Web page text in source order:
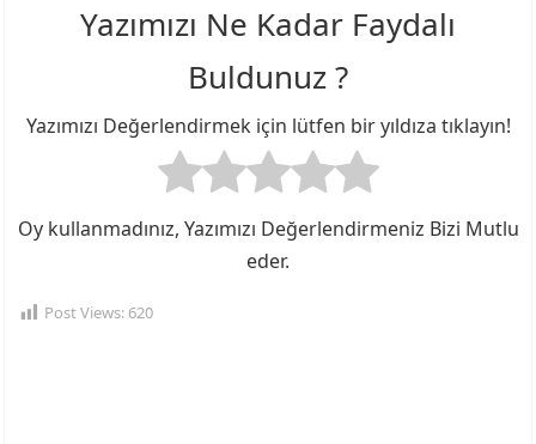
Yazımızı Ne Kadar Faydalı
Buldunuz ?
Yazımızı Değerlendirmek için lütfen bir yıldıza tıklayın!
Oy kullanmadınız, Yazımızı Değerlendirmeniz Bizi Mutlu
eder.
Post Views: 620